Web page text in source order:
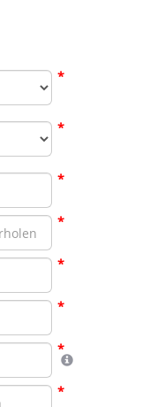
*
*
*
*
*
*
*
*